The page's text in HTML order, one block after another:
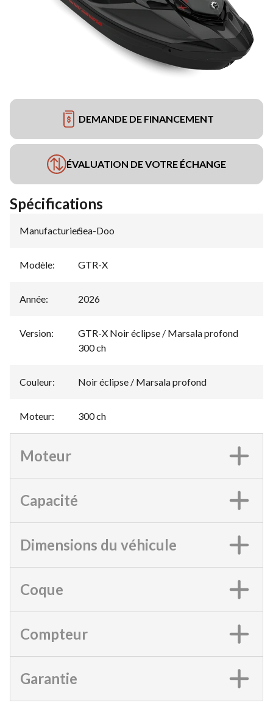
DEMANDE DE FINANCEMENT
ÉVALUATION DE VOTRE ÉCHANGE
Spécifications
Manufacturier:
Sea-Doo
Modèle: GTR-X
Année: 2026
Version:
GTR-X Noir éclipse / Marsala profond
300 ch
Couleur: Noir éclipse / Marsala profond
Moteur: 300 ch
Moteur
Capacité
Dimensions du véhicule
Coque
Compteur
Garantie